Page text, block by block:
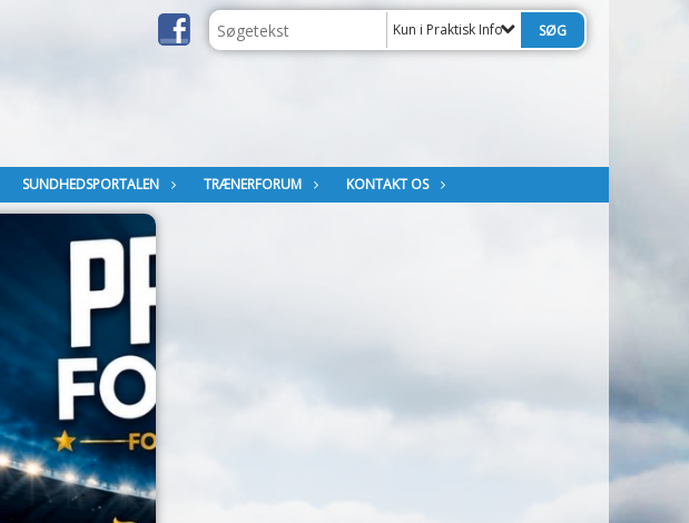
Kun i Praktisk Info
SUNDHEDSPORTALEN TRÆNERFORUM KONTAKT OS
KLUBBEN
28. juni kl. 10:00